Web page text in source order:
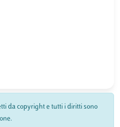
da copyright e tutti i diritti sono